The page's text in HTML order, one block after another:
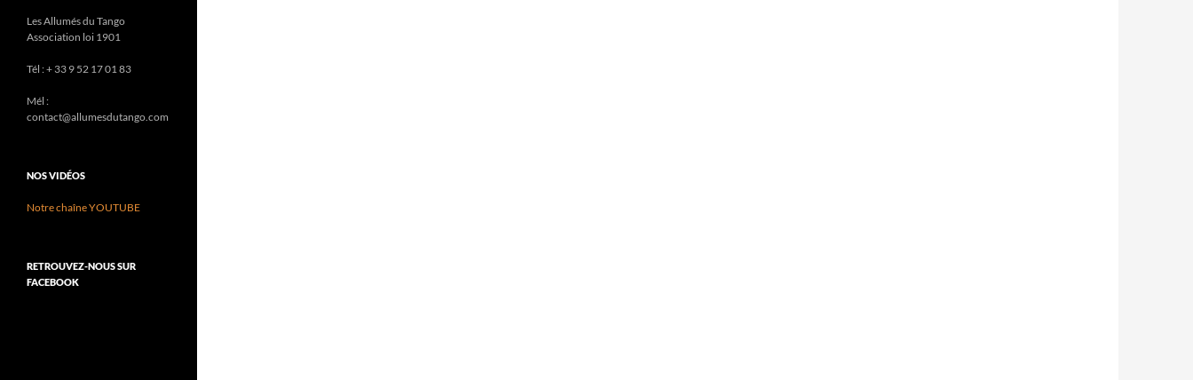
Les Allumés du Tango
Association loi 1901
Tél : + 33 9 52 17 01 83
Mél :
contact@allumesdutango.com
NOS VIDÉOS
Notre chaîne YOUTUBE
RETROUVEZ-NOUS SUR
FACEBOOK